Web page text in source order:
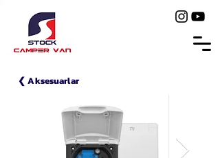
❮ Aksesuarlar